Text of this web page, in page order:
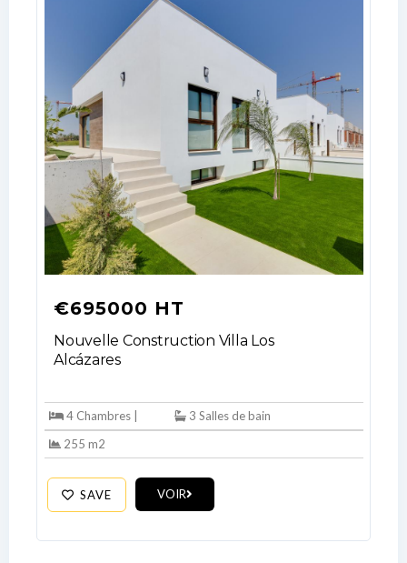
€695000 HT
Nouvelle Construction Villa Los
Alcázares
4 Chambres |
3 Salles de bain
255 m2
SAVE VOIR